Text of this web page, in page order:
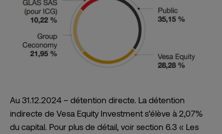
Au 31.12.2024 – détention directe. La détention
indirecte de Vesa Equity Investment s’élève à 2,07%
du capital. Pour plus de détail, voir section 6.3 « Les